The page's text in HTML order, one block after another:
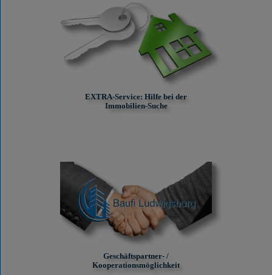
EXTRA-Service: Hilfe bei der
Immobilien-Suche
Geschäftspartner- /
Kooperationsmöglichkeit